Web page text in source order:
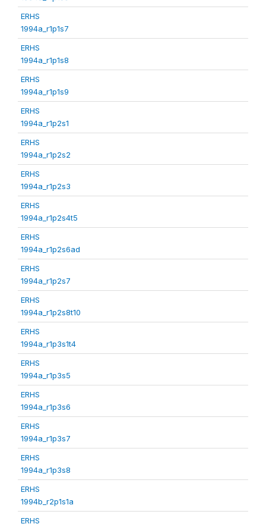
ERHS
1994a_r1p1s7
ERHS
1994a_r1p1s8
ERHS
1994a_r1p1s9
ERHS
1994a_r1p2s1
ERHS
1994a_r1p2s2
ERHS
1994a_r1p2s3
ERHS
1994a_r1p2s4t5
ERHS
1994a_r1p2s6ad
ERHS
1994a_r1p2s7
ERHS
1994a_r1p2s8t10
ERHS
1994a_r1p3s1t4
ERHS
1994a_r1p3s5
ERHS
1994a_r1p3s6
ERHS
1994a_r1p3s7
ERHS
1994a_r1p3s8
ERHS
1994b_r2p1s1a
ERHS